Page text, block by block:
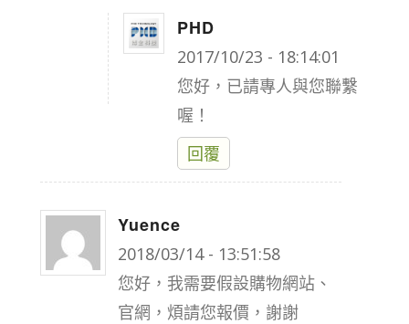
PHD
2017/10/23 - 18:14:01
您好，已請專人與您聯繫
喔！
回覆
Yuence
2018/03/14 - 13:51:58
您好，我需要假設購物網站、
官網，煩請您報價，謝謝